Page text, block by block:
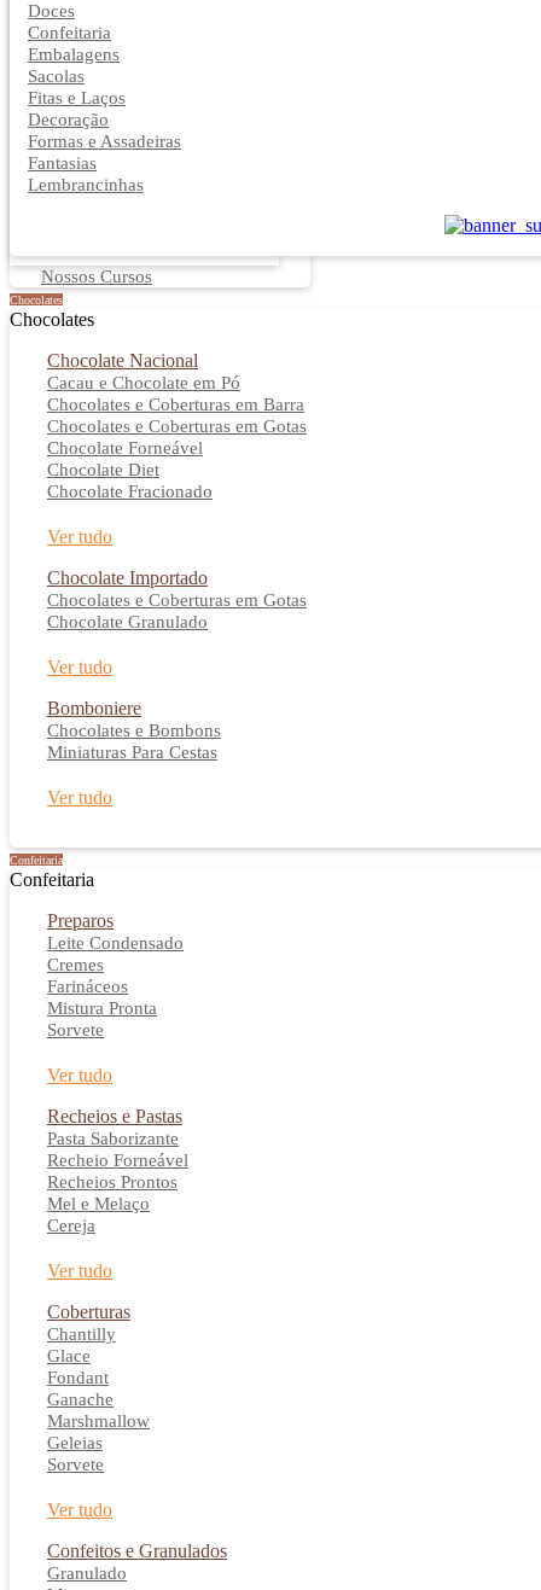
Doces
Confeitaria
Embalagens
Sacolas
Fitas e Laços
Decoração
Formas e Assadeiras
Fantasias
Lembrancinhas
Nossos Cursos
Chocolates
Chocolates
Chocolate Nacional
Cacau e Chocolate em Pó
Chocolates e Coberturas em Barra
Chocolates e Coberturas em Gotas
Chocolate Forneável
Chocolate Diet
Chocolate Fracionado
Ver tudo
Chocolate Importado
Chocolates e Coberturas em Gotas
Chocolate Granulado
Ver tudo
Bomboniere
Chocolates e Bombons
Miniaturas Para Cestas
Ver tudo
Confeitaria
Confeitaria
Preparos
Leite Condensado
Cremes
Farináceos
Mistura Pronta
Sorvete
Ver tudo
Recheios e Pastas
Pasta Saborizante
Recheio Forneável
Recheios Prontos
Mel e Melaço
Cereja
Ver tudo
Coberturas
Chantilly
Glace
Fondant
Ganache
Marshmallow
Geleias
Sorvete
Ver tudo
Confeitos e Granulados
Granulado